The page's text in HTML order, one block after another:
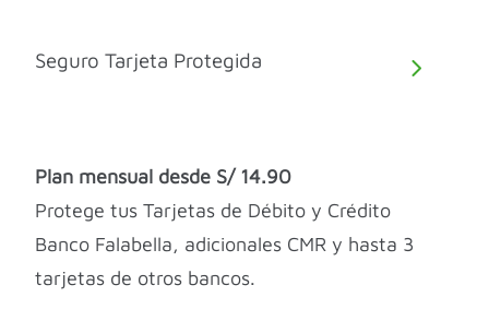
Seguro Tarjeta Protegida
Plan mensual desde S/ 14.90
Protege tus Tarjetas de Débito y Crédito
Banco Falabella, adicionales CMR y hasta 3
tarjetas de otros bancos.